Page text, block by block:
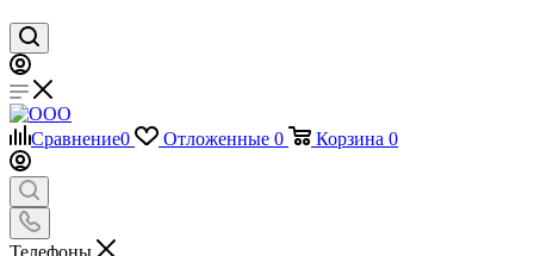
Сравнение0 Отложенные 0 Корзина 0
Телефоны